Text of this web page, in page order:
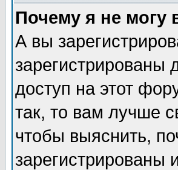
Почему я не могу
А вы
зарегистрированы
доступ на этот
так, то вам лучше
чтобы выяснить,
зарегистрированы